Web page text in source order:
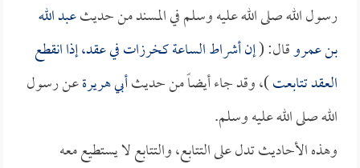
رسول الله صلى الله عليه وسلم في المسند من حديثعبد الله
بن عمروقال: (إن أشراط الساعة كخرزات في عقد، إذا انقطع
العقد تتابعت)، وقد جاء أيضاً من حديثأبي هريرةعن رسول
الله صلى الله عليه وسلم.
وهذه الأحاديث تدل على التتابع، والتتابع لا يستطيع معه